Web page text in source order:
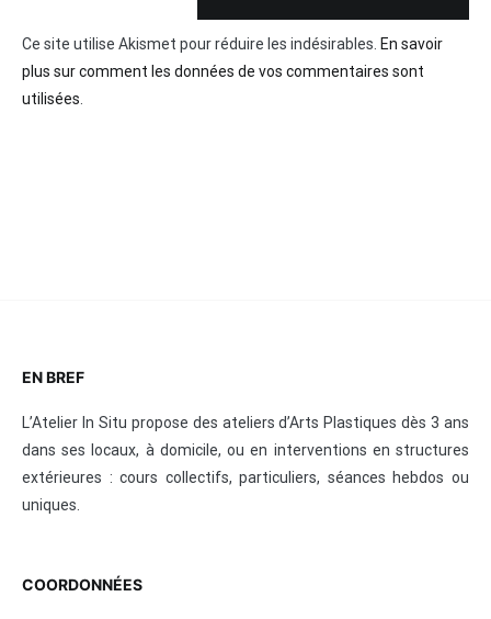
Ce site utilise Akismet pour réduire les indésirables. En savoir
plus sur comment les données de vos commentaires sont
utilisées
EN BREF
L’Atelier In Situ propose des ateliers d’Arts Plastiques dès 3 ans
dans ses locaux, à domicile, ou en interventions en structures
extérieures : cours collectifs, particuliers, séances hebdos ou
uniques.
COORDONNÉES